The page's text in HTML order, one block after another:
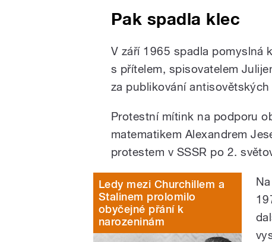
Pak spadla klec
V září 1965 spadla pomyslná
s přítelem, spisovatelem
za publikování antisovětských
Protestní mítink na podporu
matematikem Alexandrem
protestem v SSSR po 2.
Ledy mezi Churchillem a
Stalinem prolomilo
obyčejné přání k
narozeninám